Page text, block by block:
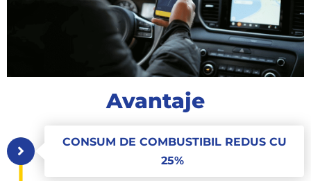
Avantaje
CONSUM DE COMBUSTIBIL REDUS CU
25%